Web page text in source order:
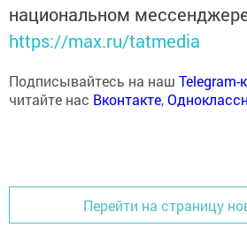
национальном
https://max.ru/tatmedia
Подписывайтесь на наш Telegram-
читайте нас Вконтакте,
Перейти на страницу